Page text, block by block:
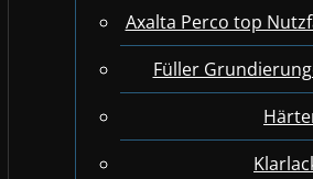
Axalta Perco top
Füller